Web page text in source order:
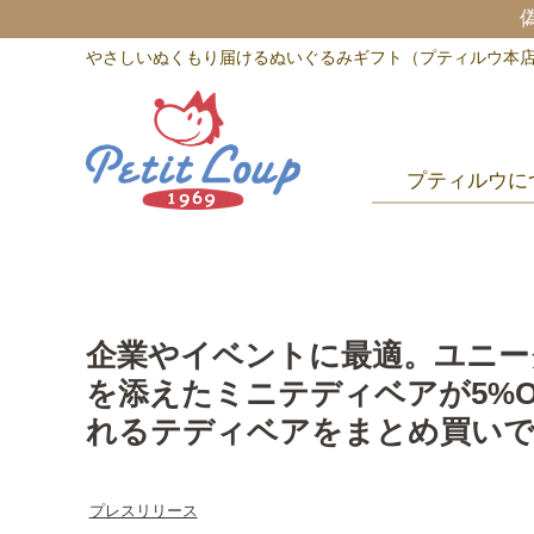
やさしいぬくもり届けるぬいぐるみギフト（プティルウ本
プティルウに
企業やイベントに最適。ユニ
を添えたミニテディベアが
れるテディベアをまとめ買い
プレスリリース